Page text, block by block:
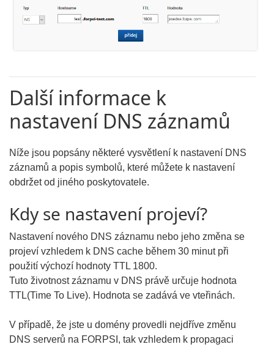
Další informace k
nastavení DNS záznamů
Níže jsou popsány některé vysvětlení k nastavení DNS
záznamů a popis symbolů, které můžete k nastavení
obdržet od jiného poskytovatele.
Kdy se nastavení projeví?
Nastavení nového DNS záznamu nebo jeho změna se
projeví vzhledem k DNS cache během 30 minut při
použití výchozí hodnoty TTL 1800.
Tuto životnost záznamu v DNS právě určuje hodnota
TTL(Time To Live). Hodnota se zadává ve vteřinách.
V případě, že jste u domény provedli nejdříve změnu
DNS serverů na FORPSI, tak vzhledem k propagaci